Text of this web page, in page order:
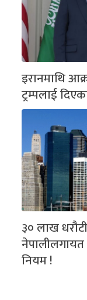
इरानमाथि
ट्रम्पलाई
३० लाख
नियम !